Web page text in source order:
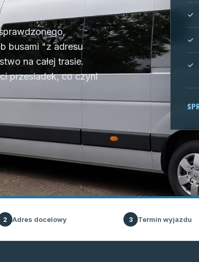
busami "z adresu
na całej trasie.
przesiadek, co czyni
2 Adres docelowy 3 Termin wyjazdu